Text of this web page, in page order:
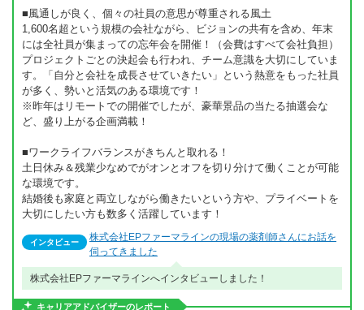
■風通しが良く、個々の社員の意思が尊重される風土
1,600名超という規模の会社ながら、ビジョンの共有を含め、年末
には全社員が集まっての忘年会を開催！（会費はすべて会社負担）
プロジェクトごとの決起会も行われ、チーム意識を大切にしていま
す。「自分と会社を成長させていきたい」という熱意をもった社員
が多く、勢いと活気のある環境です！
※昨年はリモートでの開催でしたが、豪華景品の当たる抽選会な
ど、盛り上がる企画満載！
■ワークライフバランスがきちんと取れる！
土日休み＆残業少なめでがオンとオフを切り分けて働くことが可能
な環境です。
結婚後も家庭と両立しながら働きたいという方や、プライベートを
大切にしたい方も数多く活躍しています！
インタビュー
株式会社EPファーマラインの現場の薬剤師さんにお話を
伺ってきました
株式会社EPファーマラインへインタビューしました！
キャリアアドバイザーのレポート